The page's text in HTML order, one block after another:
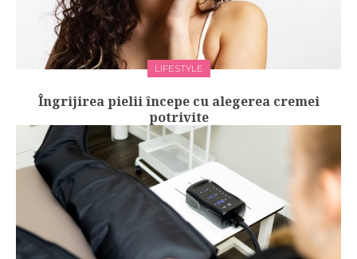
LIFESTYLE
Îngrijirea pielii începe cu alegerea cremei
potrivite